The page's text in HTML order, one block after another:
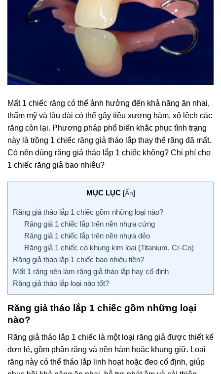
Mất 1 chiếc răng có thể ảnh hưởng đến khả năng ăn nhai,
thẩm mỹ và lâu dài có thể gây tiêu xương hàm, xô lệch các
răng còn lại. Phương pháp phổ biến khắc phục tình trạng
này là trồng 1 chiếc răng giả tháo lắp thay thế răng đã mất.
Có nên dùng răng giả tháo lắp 1 chiếc không? Chi phí cho
1 chiếc răng giả bao nhiêu?
MỤC LỤC [Ẩn]
Răng giả tháo lắp 1 chiếc gồm những loại nào?
Răng giả 1 chiếc lắp trên nền nhựa cứng
Răng giả 1 chiếc lắp trên nền nhựa dẻo
Răng giả 1 chiếc có khung kim loại (Titanium, Cr-Co)
Răng giả tháo lắp 1 chiếc bao nhiêu tiền?
Mất 1 răng nên làm răng giả tháo lắp hay cố định
Răng giả tháo lắp loại nào tốt?
Răng giả tháo lắp 1 chiếc gồm những loại
nào?
Răng giả tháo lắp 1 chiếc là một loại răng giả được thiết kế
đơn lẻ, gồm phần răng và nền hàm hoặc khung giữ. Loại
răng này có thể tháo lắp linh hoạt hoặc đeo cố định, giúp